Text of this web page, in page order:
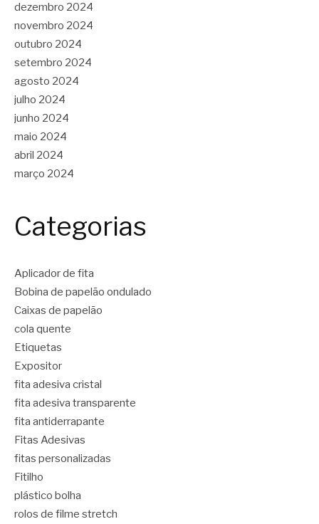
dezembro 2024
novembro 2024
outubro 2024
setembro 2024
agosto 2024
julho 2024
junho 2024
maio 2024
abril 2024
março 2024
Categorias
Aplicador de fita
Bobina de papelão ondulado
Caixas de papelão
cola quente
Etiquetas
Expositor
fita adesiva cristal
fita adesiva transparente
fita antiderrapante
Fitas Adesivas
fitas personalizadas
Fitilho
plástico bolha
rolos de filme stretch